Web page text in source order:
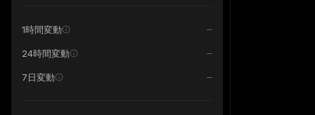
1時間変動
24時間変動
7日変動